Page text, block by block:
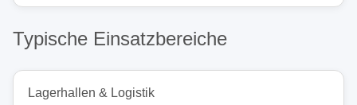
Typische Einsatzbereiche
Lagerhallen & Logistik